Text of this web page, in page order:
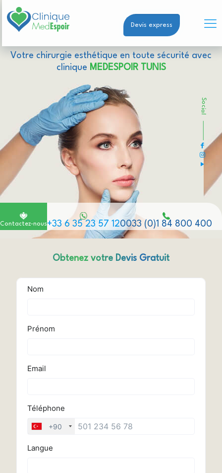
Devis express
Votre chirurgie esthétique en toute sécurité avec
clinique MEDESPOIR TUNIS
Contactez-nous+33 6 35 23 57 120033 (0)1 84 800 400
Social
Obtenez votre Devis Gratuit